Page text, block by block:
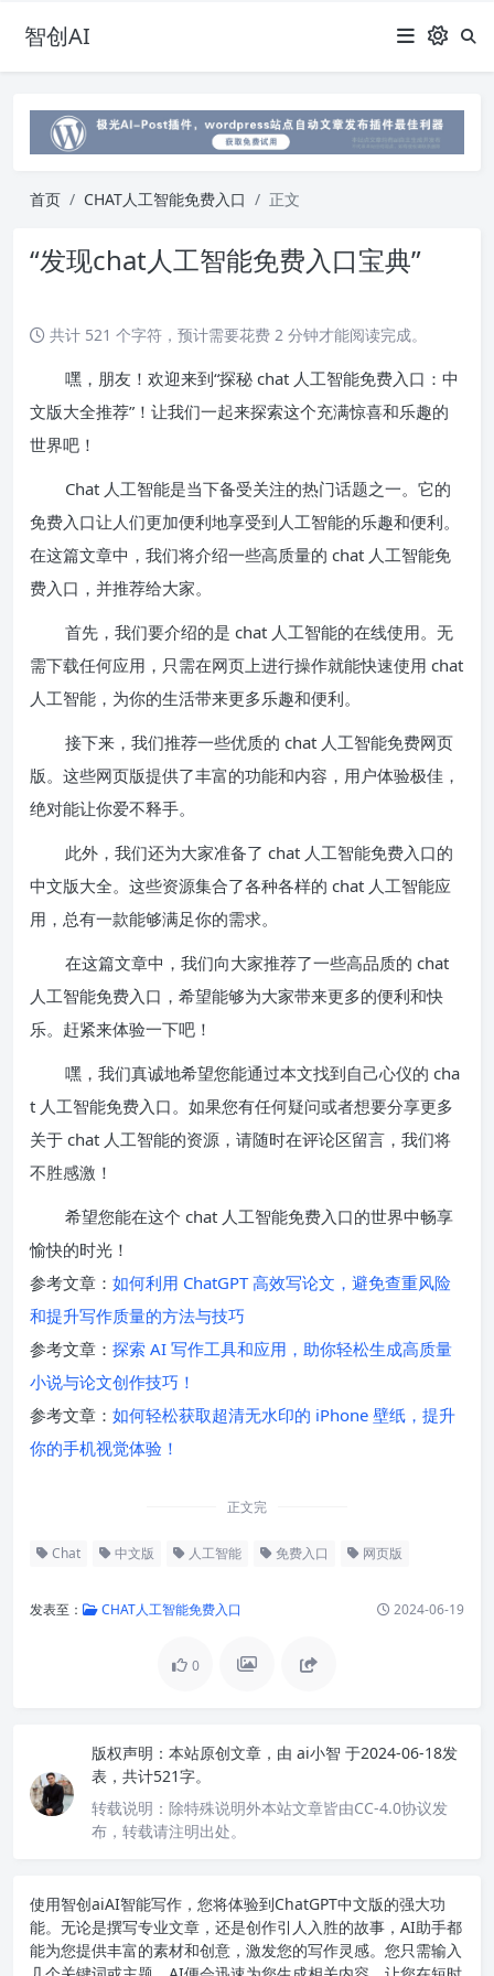
智创AI
首页 CHAT人工智能免费入口 正文
“发现chat人工智能免费入口宝典”
共计 521 个字符，预计需要花费 2 分钟才能阅读完成。
嘿，朋友！欢迎来到“探秘 chat 人工智能免费入口：中
文版大全推荐”！让我们一起来探索这个充满惊喜和乐趣的
世界吧！
Chat 人工智能是当下备受关注的热门话题之一。它的
免费入口让人们更加便利地享受到人工智能的乐趣和便利。
在这篇文章中，我们将介绍一些高质量的 chat 人工智能免
费入口，并推荐给大家。
首先，我们要介绍的是 chat 人工智能的在线使用。无
需下载任何应用，只需在网页上进行操作就能快速使用 chat
人工智能，为你的生活带来更多乐趣和便利。
接下来，我们推荐一些优质的 chat 人工智能免费网页
版。这些网页版提供了丰富的功能和内容，用户体验极佳，
绝对能让你爱不释手。
此外，我们还为大家准备了 chat 人工智能免费入口的
中文版大全。这些资源集合了各种各样的 chat 人工智能应
用，总有一款能够满足你的需求。
在这篇文章中，我们向大家推荐了一些高品质的 chat
人工智能免费入口，希望能够为大家带来更多的便利和快
乐。赶紧来体验一下吧！
嘿，我们真诚地希望您能通过本文找到自己心仪的 cha
t 人工智能免费入口。如果您有任何疑问或者想要分享更多
关于 chat 人工智能的资源，请随时在评论区留言，我们将
不胜感激！
希望您能在这个 chat 人工智能免费入口的世界中畅享
愉快的时光！
参考文章： 如何利用 ChatGPT 高效写论文，避免查重风险
和提升写作质量的方法与技巧
参考文章： 探索 AI 写作工具和应用，助你轻松生成高质量
小说与论文创作技巧！
参考文章： 如何轻松获取超清无水印的 iPhone 壁纸，提升
你的手机视觉体验！
正文完
Chat 中文版 人工智能 免费入口 网页版
发表至： CHAT人工智能免费入口 2024-06-19
0
版权声明： 本站原创文章，由 ai小智 于2024-06-18发
表，共计521字。
转载说明： 除特殊说明外本站文章皆由CC-4.0协议发
布，转载请注明出处。
使用智创aiAI智能写作 ，您将体验到ChatGPT中文版的强大功
能。无论是撰写专业文章，还是创作引人入胜的故事，AI助手都
能为您提供丰富的素材和创意，激发您的写作灵感。您只需输入